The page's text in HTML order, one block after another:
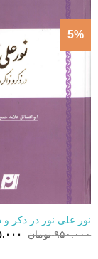
5%
نور علی نور در ذکر و
۹۵۰.۰۰۰ تومان
قیمت